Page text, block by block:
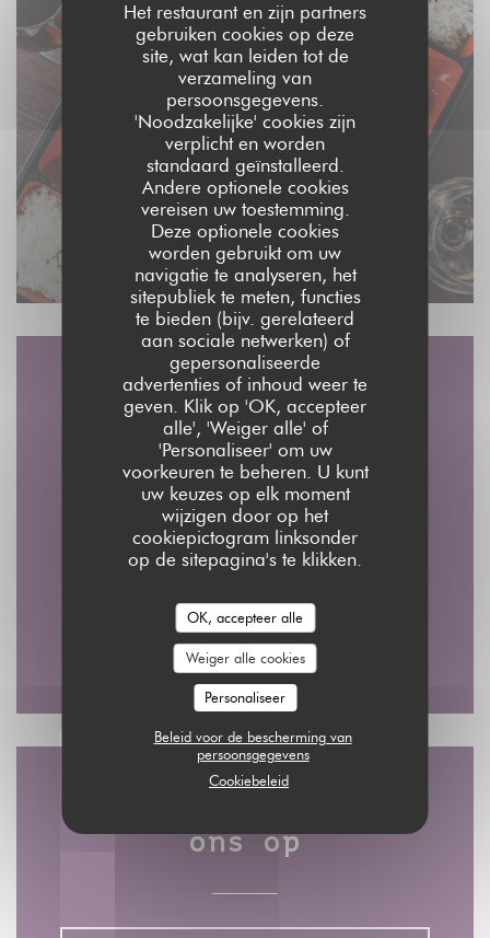
Het restaurant en zijn partners
gebruiken cookies op deze
site, wat kan leiden tot de
verzameling van
persoonsgegevens.
'Noodzakelijke' cookies zijn
verplicht en worden
standaard geïnstalleerd.
Andere optionele cookies
vereisen uw toestemming.
Deze optionele cookies
worden gebruikt om uw
navigatie te analyseren, het
sitepubliek te meten, functies
te bieden (bijv. gerelateerd
aan sociale netwerken) of
gepersonaliseerde
advertenties of inhoud weer te
geven. Klik op 'OK, accepteer
alle', 'Weiger alle' of
'Personaliseer' om uw
voorkeuren te beheren. U kunt
uw keuzes op elk moment
wijzigen door op het
cookiepictogram linksonder
op de sitepagina's te klikken.
OK, accepteer alle
Weiger alle cookies
Personaliseer
Beleid voor de bescherming van
persoonsgegevens
Cookiebeleid
Plattegrond en
Contact
2 rue du Nil - 3 RUE DAMIETTE ( l'entrée par )
75002 Paris((opent in een nieuw
01 45 08 48 28
Facebook ((opent in een nieuw
Instagram ((opent in een
ons op